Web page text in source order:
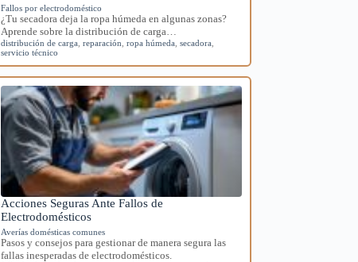
Fallos por electrodoméstico
¿Tu secadora deja la ropa húmeda en algunas zonas?
Aprende sobre la distribución de carga…
distribución de carga ,reparación ,ropa húmeda ,secadora
servicio técnico
Acciones Seguras Ante Fallos de
Electrodomésticos
Averías domésticas comunes
Pasos y consejos para gestionar de manera segura las
fallas inesperadas de electrodomésticos.